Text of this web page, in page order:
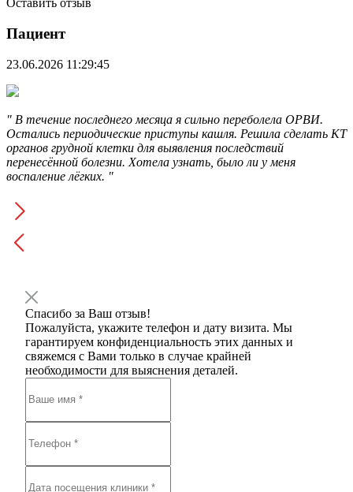
Оставить отзыв
Пациент
23.06.2026 11:29:45
" В течение последнего месяца я сильно переболела ОРВИ.
Остались периодические приступы кашля. Решила сделать КТ​
органов грудной клетки для выявления последствий
перенесённой болезни. Хотела узнать, было ли у меня
воспаление лёгких. "
Спасибо за Ваш отзыв!
Пожалуйста, укажите телефон и дату визита. Мы
гарантируем конфиденциальность этих данных и
свяжемся с Вами только в случае крайней
необходимости для выяснения деталей.